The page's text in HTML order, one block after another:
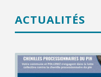
ACTUALITÉS